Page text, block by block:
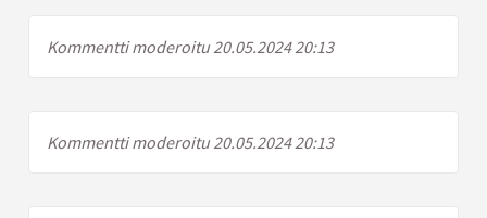
Kommentti moderoitu 20.05.2024 20:13
Kommentti moderoitu 20.05.2024 20:13